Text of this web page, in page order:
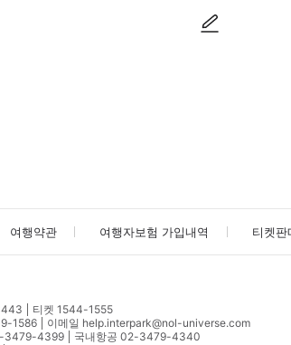
여행약관 여행자보험 가입내역 티켓판
티켓 1544-1555
1586
이메일 help.interpark@nol-universe.com
3479-4399
국내항공 02-3479-4340